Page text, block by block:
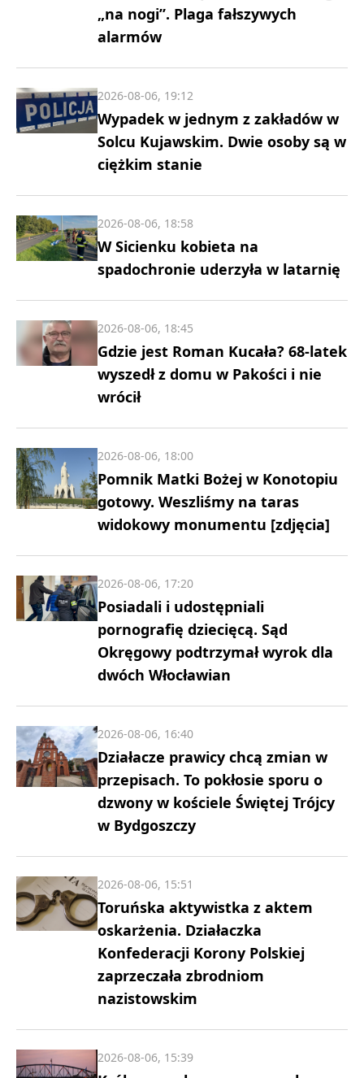
„na nogi”. Plaga fałszywych
alarmów
Wypadek w jednym z zakładów w
Solcu Kujawskim. Dwie osoby są w
ciężkim stanie
2026-08-06, 19:12
W Sicienku kobieta na
spadochronie uderzyła w latarnię
2026-08-06, 18:58
Gdzie jest Roman Kucała? 68-latek
wyszedł z domu w Pakości i nie
wrócił
2026-08-06, 18:45
Pomnik Matki Bożej w Konotopiu
gotowy. Weszliśmy na taras
widokowy monumentu [zdjęcia]
2026-08-06, 18:00
Posiadali i udostępniali
pornografię dziecięcą. Sąd
Okręgowy podtrzymał wyrok dla
dwóch Włocławian
2026-08-06, 17:20
Działacze prawicy chcą zmian w
przepisach. To pokłosie sporu o
dzwony w kościele Świętej Trójcy
w Bydgoszczy
2026-08-06, 16:40
Toruńska aktywistka z aktem
oskarżenia. Działaczka
Konfederacji Korony Polskiej
zaprzeczała zbrodniom
nazistowskim
2026-08-06, 15:51
2026-08-06, 15:39